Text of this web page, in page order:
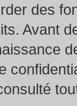
des
Avant